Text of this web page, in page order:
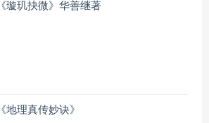
《璇玑抉微》华善继著
《地理真传妙诀》